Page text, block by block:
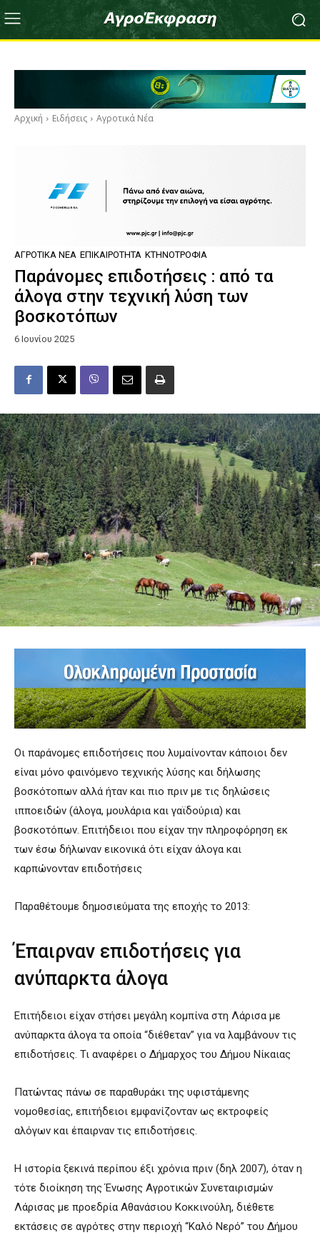
Αρχική Ειδήσεις Αγροτικά Νέα
ΑΓΡΟΤΙΚΆ ΝΈΑ ΕΠΙΚΑΙΡΌΤΗΤΑ ΚΤΗΝΟΤΡΟΦΊΑ
Παράνομες επιδοτήσεις : από τα
άλογα στην τεχνική λύση των
βοσκοτόπων
6 Ιουνίου 2025
Οι παράνομες επιδοτήσεις που λυμαίνονταν κάποιοι δεν
είναι μόνο φαινόμενο τεχνικής λύσης και δήλωσης
βοσκότοπων αλλά ήταν και πιο πριν με τις δηλώσεις
ιπποειδών (άλογα, μουλάρια και γαϊδούρια) και
βοσκοτόπων. Επιτήδειοι που είχαν την πληροφόρηση εκ
των έσω δήλωναν εικονικά ότι είχαν άλογα και
καρπώνονταν επιδοτήσεις
Παραθέτουμε δημοσιεύματα της εποχής το 2013:
Έπαιρναν επιδοτήσεις για
ανύπαρκτα άλογα
Επιτήδειοι είχαν στήσει μεγάλη κομπίνα στη Λάρισα με
ανύπαρκτα άλογα τα οποία “διέθεταν” για να λαμβάνουν τις
επιδοτήσεις. Τι αναφέρει ο Δήμαρχος του Δήμου Νίκαιας
Πατώντας πάνω σε παραθυράκι της υφιστάμενης
νομοθεσίας, επιτήδειοι εμφανίζονταν ως εκτροφείς
αλόγων και έπαιρναν τις επιδοτήσεις.
Η ιστορία ξεκινά περίπου έξι χρόνια πριν (δηλ 2007), όταν η
τότε διοίκηση της Ένωσης Αγροτικών Συνεταιρισμών
Λάρισας με προεδρία Αθανάσιου Κοκκινούλη, διέθετε
εκτάσεις σε αγρότες στην περιοχή “Καλό Νερό” του Δήμου